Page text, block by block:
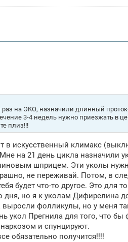
на ЭКО, назначили длинный
3-4 недель нужно приезжать в
плиз!!!
в искусственный климакс
на 21 день цикла назначили
шприцем. Эти уколы
не переживай. Потом, в
будет что-то другое. Это для
но я к уколам Дифирелина
фолликулы, но у меня
укол Прегнила для того, что
и спунцируют.
обязательно получится!!!!